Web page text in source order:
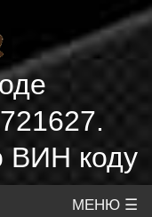
ВИН коду
МЕНЮ ☰